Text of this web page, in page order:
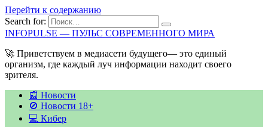
Перейти к содержанию
Search for:
INFOPULSE — ПУЛЬС СОВРЕМЕННОГО МИРА
🚀 Приветствуем в медиасети будущего— это единый
организм, где каждый луч информации находит своего
зрителя.
📰 Новости
🚫 Новости 18+
💻 Кибер